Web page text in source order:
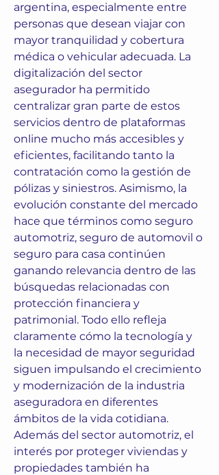
argentina, especialmente entre
personas que desean viajar con
mayor tranquilidad y cobertura
médica o vehicular adecuada. La
digitalización del sector
asegurador ha permitido
centralizar gran parte de estos
servicios dentro de plataformas
online mucho más accesibles y
eficientes, facilitando tanto la
contratación como la gestión de
pólizas y siniestros. Asimismo, la
evolución constante del mercado
hace que términos como seguro
automotriz, seguro de automovil o
seguro para casa continúen
ganando relevancia dentro de las
búsquedas relacionadas con
protección financiera y
patrimonial. Todo ello refleja
claramente cómo la tecnología y
la necesidad de mayor seguridad
siguen impulsando el crecimiento
y modernización de la industria
aseguradora en diferentes
ámbitos de la vida cotidiana.
Además del sector automotriz, el
interés por proteger viviendas y
propiedades también ha